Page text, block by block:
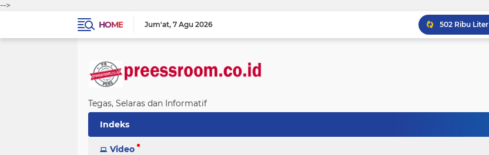
-->
HOME
Jum'at 7 Agu 2026
Tegas, Selaras dan Informatif
Indeks
Video